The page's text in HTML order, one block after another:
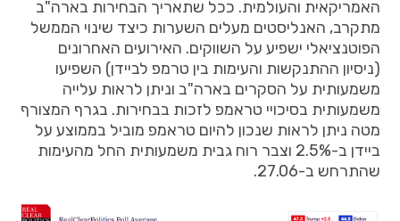
האמריקאית והעולמית. ככל שתאריך הבחירות בארה"ב
מתקרב, האנליסטים מעלים השערות כיצד שינוי הממשל
הפוטנציאלי ישפיע על השווקים. האירועים האחרונים
(ניסיון ההתנקשות והעימות בין טרמפ לביידן) השפיעו
משמעותית על הסקרים בארה"ב וניתן לראות עלייה
משמעותית בסיכויי טראמפ לזכות בבחירות. בגרף המצורף
מטה ניתן לראות שנכון להיום טראמפ מוביל בממוצע על
ביידן ב-2.5% וצבר רוח גבית משמעותית החל מהעימות
שהתרחש ב-27.06.